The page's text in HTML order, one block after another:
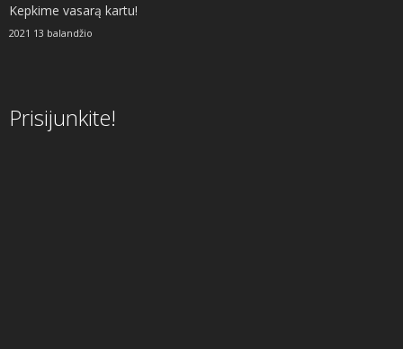
Kepkime vasarą kartu!
2021 13 balandžio
Prisijunkite!